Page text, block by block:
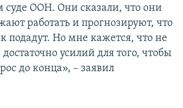
ООН. Они сказали, что они
работать и прогнозируют, что
подадут. Но мне кажется, что не
усилий для того, чтобы
до конца», – заявил